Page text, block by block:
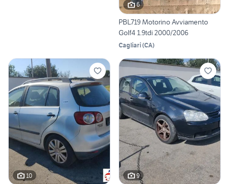
6
PBL719 Motorino Avviamento
Golf4 1.9tdi 2000/2006
Cagliari(CA)
10 9